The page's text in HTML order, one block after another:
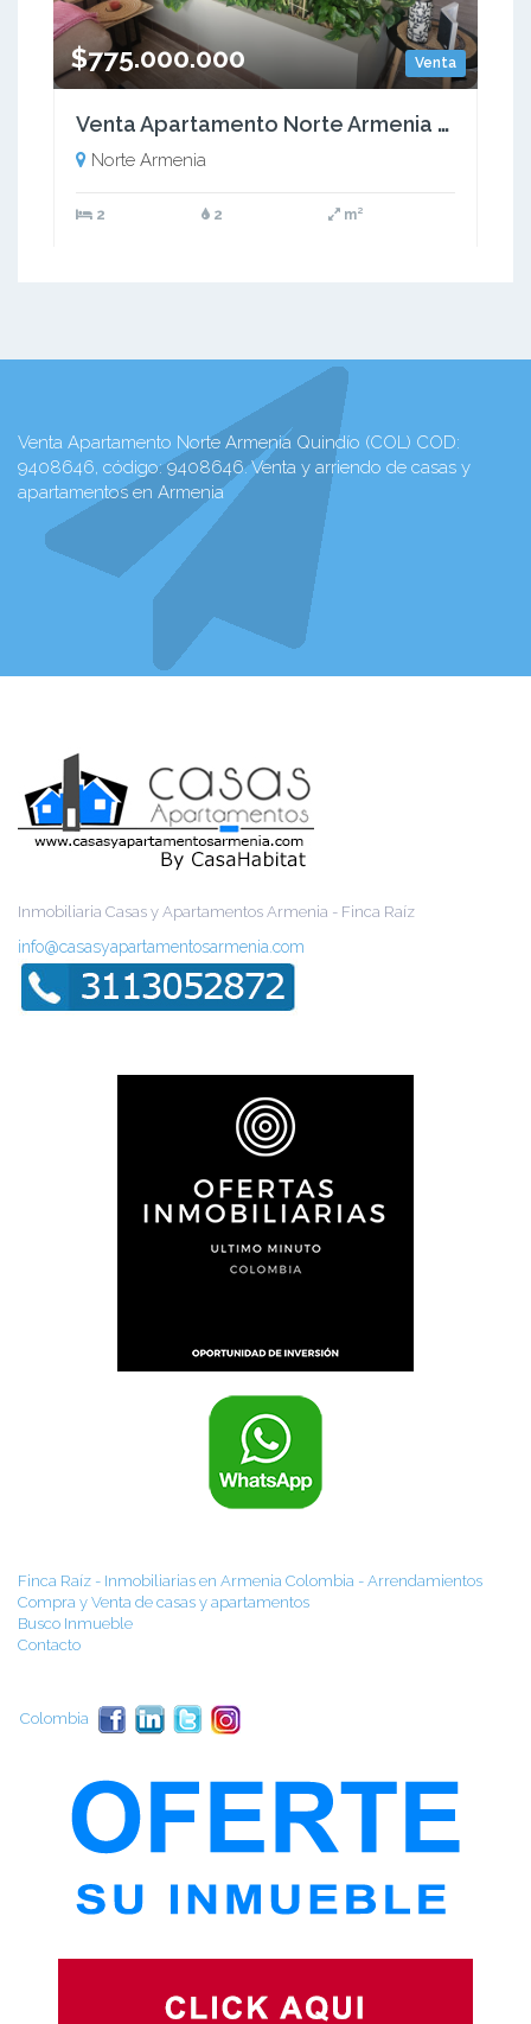
Venta
$775.000.000
Venta Apartamento Norte Armenia Quindío - (COL). COD: 9505486
Norte Armenia
2 2 m²
Venta Apartamento Norte Armenia Quindío (COL) COD:
9408646, código: 9408646. Venta y arriendo de casas y
apartamentos en Armenia
Inmobiliaria Casas y Apartamentos Armenia - Finca Raíz
info@casasyapartamentosarmenia.com
Finca Raíz - Inmobiliarias en Armenia Colombia - Arrendamientos
Compra y Venta de casas y apartamentos
Busco Inmueble
Contacto
Colombia